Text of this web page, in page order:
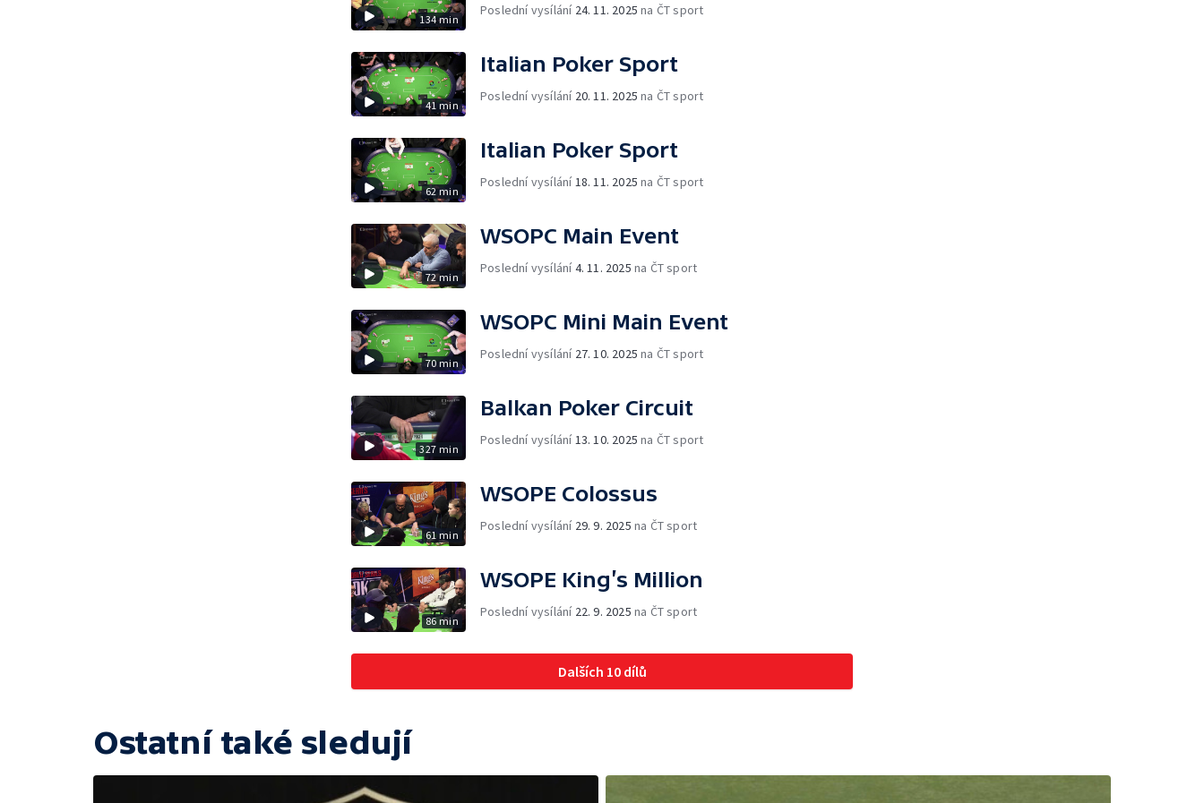
134 min
Poslední vysílání 24. 11. 2025 na ČT sport
41 min
Italian Poker Sport
Poslední vysílání 20. 11. 2025 na ČT sport
62 min
Italian Poker Sport
Poslední vysílání 18. 11. 2025 na ČT sport
72 min
WSOPC Main Event
Poslední vysílání4. 11. 2025 na ČT sport
70 min
WSOPC Mini Main Event
Poslední vysílání 27. 10. 2025 na ČT sport
327 min
Balkan Poker Circuit
Poslední vysílání 13. 10. 2025 na ČT sport
61 min
WSOPE Colossus
Poslední vysílání 29. 9. 2025 na ČT sport
86 min
WSOPE King’s Million
Poslední vysílání 22. 9. 2025 na ČT sport
Dalších 10 dílů
Ostatní také sledují